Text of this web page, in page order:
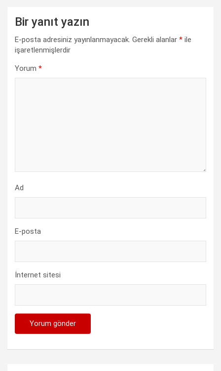
Bir yanıt yazın
E-posta adresiniz yayınlanmayacak. Gerekli alanlar * ile
işaretlenmişlerdir
Yorum *
Ad
E-posta
İnternet sitesi